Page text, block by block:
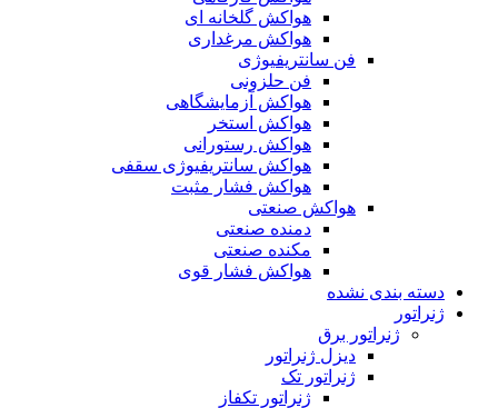
هواکش گلخانه ای
هواکش مرغداری
فن سانتریفیوژی
فن حلزونی
هواکش آزمایشگاهی
هواکش استخر
هواکش رستورانی
هواکش سانتریفیوژی سقفی
هواکش فشار مثبت
هواکش صنعتی
دمنده صنعتی
مکنده صنعتی
هواکش فشار قوی
دسته بندی نشده
ژنراتور
ژنراتور برق
دیزل ژنراتور
ژنراتور تک
ژنراتور تکفاز